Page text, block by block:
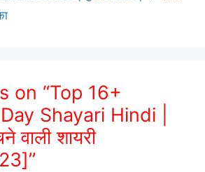
on “Top 16+
Shayari Hindi |
वाली शायरी